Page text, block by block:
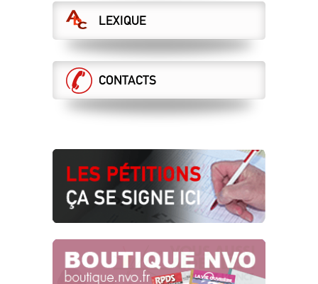
LES MAÎTRISES ET CADRES
MANIFESTENT POUR LE SERVICE
PUBLIC !
28 mai : manifestation nationale à Paris
07.05.2024
RÉTABLIR LA VÉRITÉ… SANS
Cessation progressive d'activité
UNE GRILLE UNIQUE POUR TOUS !
Tract n°2 de la campagne salaire
25.04.2024
SNCF RÉSEAU : SOUS-TRAITANCE DE
SYSTÉMATIQUE !
Risques psycho-sociaux
22.04.2024
LEXIQUE
CONTACTS